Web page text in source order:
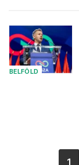
BELFÖLD
1